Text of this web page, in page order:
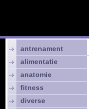
antrenament
alimentatie
anatomie
fitness
diverse